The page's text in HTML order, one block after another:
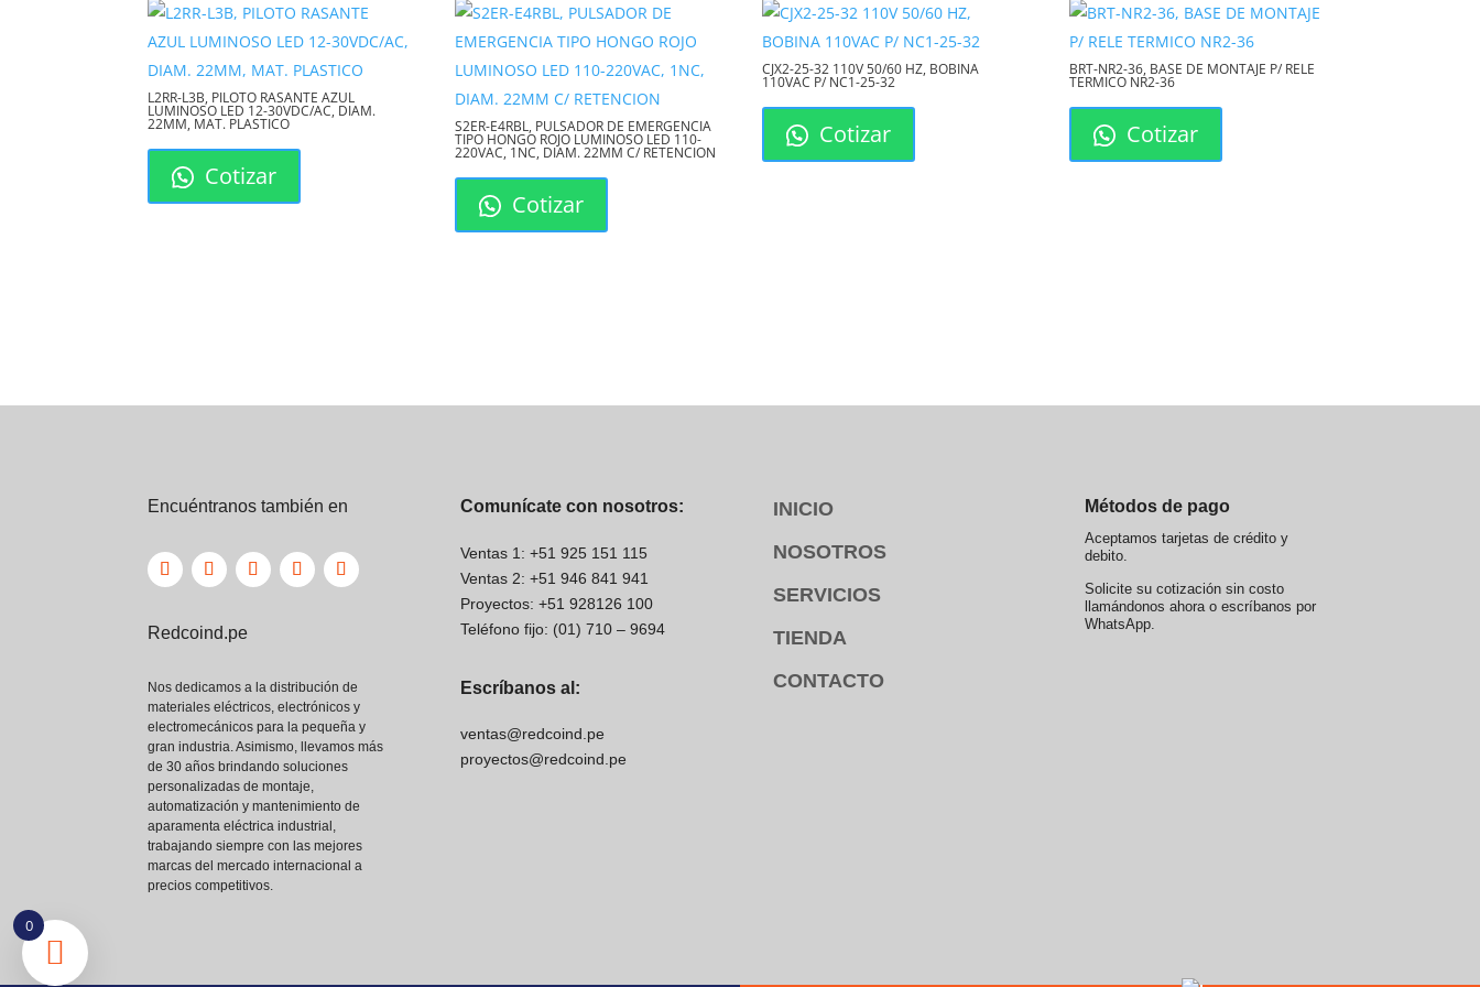
L2RR-L3B, PILOTO RASANTE AZUL
LUMINOSO LED 12-30VDC/AC, DIAM.
22MM, MAT. PLASTICO
Cotizar
S2ER-E4RBL, PULSADOR DE EMERGENCIA
TIPO HONGO ROJO LUMINOSO LED 110-
220VAC, 1NC, DIAM. 22MM C/ RETENCION
Cotizar
CJX2-25-32 110V 50/60 HZ, BOBINA
110VAC P/ NC1-25-32
Cotizar
BRT-NR2-36, BASE DE MONTAJE P/ RELE
TERMICO NR2-36
Cotizar
Encuéntranos también en
Redcoind.pe
Nos dedicamos a la distribución de
materiales eléctricos, electrónicos y
electromecánicos para la pequeña y
gran industria. Asimismo, llevamos más
de 30 años brindando soluciones
personalizadas de montaje,
automatización y mantenimiento de
aparamenta eléctrica industrial,
trabajando siempre con las mejores
marcas del mercado internacional a
precios competitivos.
Comunícate con nosotros:
Ventas 1: +51 925 151 115
Ventas 2: +51 946 841 941
Proyectos: +51 928126 100
Teléfono fijo: (01) 710 – 9694
Escríbanos al:
ventas@redcoind.pe
proyectos@redcoind.pe
INICIO
NOSOTROS
SERVICIOS
TIENDA
CONTACTO
Métodos de pago
Aceptamos tarjetas de crédito y
debito.
Solicite su cotización sin costo
llamándonos ahora o escríbanos por
WhatsApp.
0